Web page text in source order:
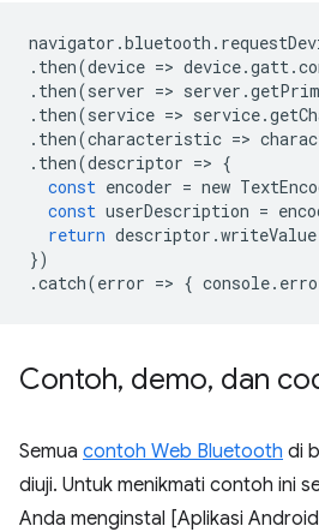
navigator .bluetooth .
. then(device => device.gatt.
. then(server => server .
. then(service => service.
. then(characteristic =>
. then(descriptor => {
const encoder = new
const userDescription =
return descriptor .writeValue
})
.catch(error => { console.
Contoh, demo, dan
Semua contoh Web Bluetooth di
diuji. Untuk menikmati contoh ini
Anda menginstal [Aplikasi